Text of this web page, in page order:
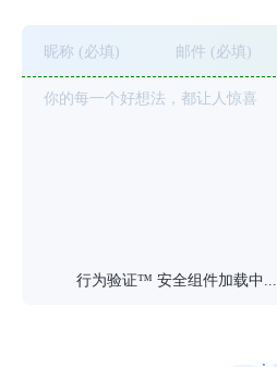
行为验证™ 安全组件加载中...